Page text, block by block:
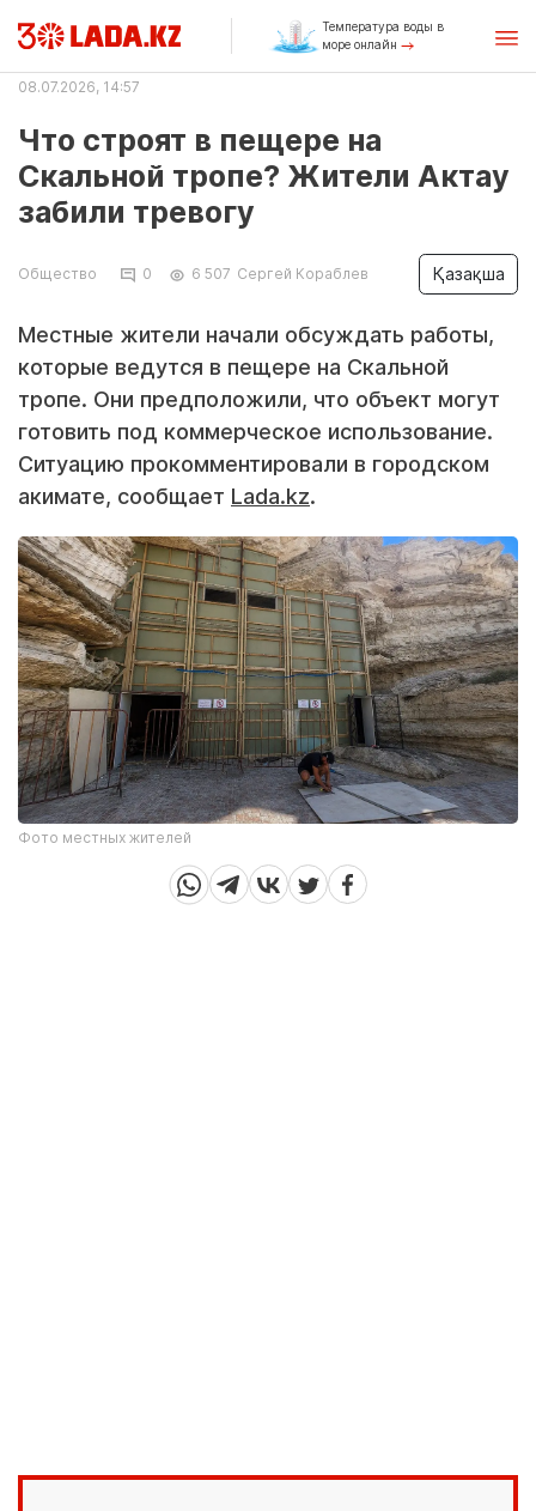
Температура воды в
море онлайн
08.07.2026, 14:57
Что строят в пещере на
Скальной тропе? Жители Актау
забили тревогу
Общество 0 6 507 Сергей Кораблев Қазақша
Местные жители начали обсуждать работы,
которые ведутся в пещере на Скальной
тропе. Они предположили, что объект могут
готовить под коммерческое использование.
Ситуацию прокомментировали в городском
акимате, сообщает Lada.kz.
Фото местных жителей